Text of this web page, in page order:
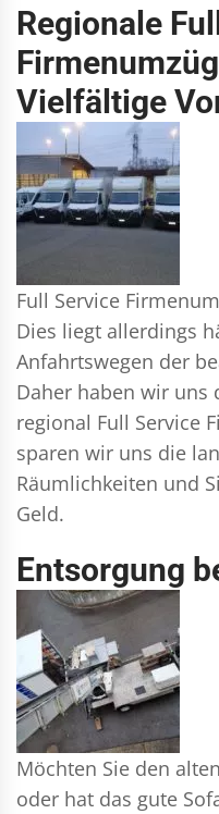
Regionale
Vielfältige
Full Service
Dies liegt allerdings
Anfahrtswegen der
Daher haben wir uns
regional Full Service
sparen wir uns die
Räumlichkeiten und
Geld.
Entsorgung
Möchten Sie den
oder hat das gute